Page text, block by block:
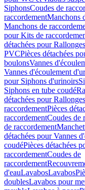
SiphonsCoudes de
raccordementManchons
Manchons de
pour Kits de
détachées pour
PVCPièces détachées
boulonsVannes
Vannes d'écoulement
pour Siphons d'urinoirs
Siphons en tube coudé
détachées pour
raccordementPièces
raccordementCoudes de
de raccordement
détachées pour Vannes
coudéPièces détachées
raccordementCoudes de
raccordement
d'eauLavabosLavabos
doublesLavabos pour